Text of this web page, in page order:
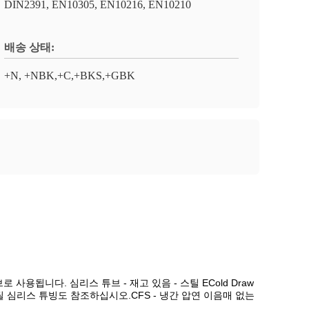
DIN2391, EN10305, EN10216, EN10210
배송 상태:
+N, +NBK,+C,+BKS,+GBK
사용됩니다. 심리스 튜브 - 재고 있음 - 스틸 ECold Draw
리스 튜빙도 참조하십시오.CFS - 냉간 압연 이음매 없는